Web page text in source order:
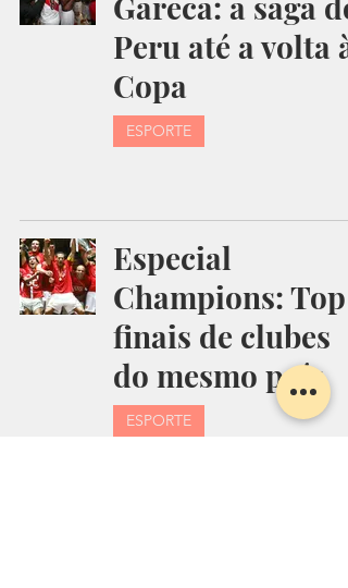
Peru até a volta à
Copa
ESPORTE
Especial
Champions: Top 5
finais de clubes
do mesmo país
ESPORTE